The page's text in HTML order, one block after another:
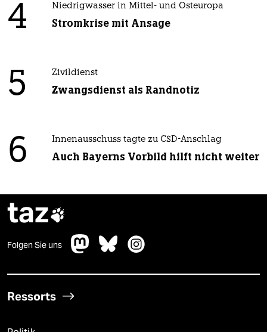
4 Niedrigwasser in Mittel- und Osteuropa
Stromkrise mit Ansage
5 Zivildienst
Zwangsdienst als Randnotiz
6 Innenausschuss tagte zu CSD-Anschlag
Auch Bayerns Vorbild hilft nicht weiter
taz
Folgen Sie uns
Ressorts